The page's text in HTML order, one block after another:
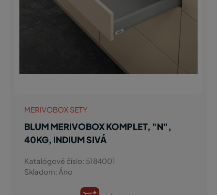
MERIVOBOX SETY
BLUM MERIVOBOX KOMPLET, "N",
40KG, INDIUM SIVÁ
Katalógové číslo: 5184001
Skladom: Áno